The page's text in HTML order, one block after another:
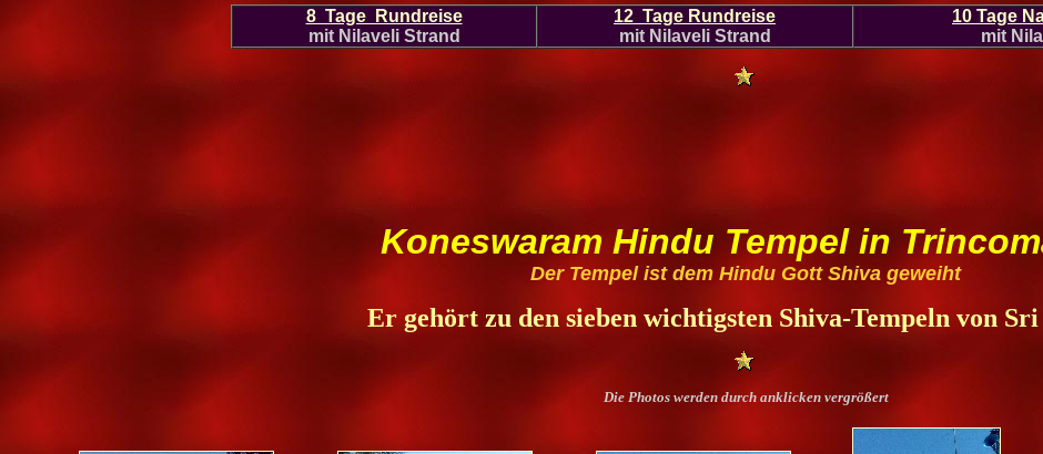
8 Tage Rundreise
mit Nilaveli Strand
12 Tage Rundreise
mit Nilaveli Strand
10 Tage
mit
Koneswaram Hindu Tempel in
Der Tempel ist dem Hindu Gott Shiva geweiht
Er gehört zu den sieben wichtigsten Shiva-Tempeln von
Die Photos werden durch anklicken vergrößert